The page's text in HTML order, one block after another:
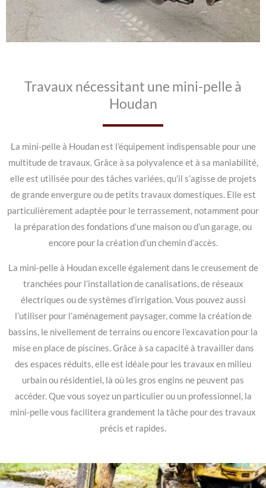
Travaux nécessitant une mini-pelle à
Houdan
La mini-pelle à Houdan est l’équipement indispensable pour une
multitude de travaux. Grâce à sa polyvalence et à sa maniabilité,
elle est utilisée pour des tâches variées, qu’il s’agisse de projets
de grande envergure ou de petits travaux domestiques. Elle est
particulièrement adaptée pour le terrassement, notamment pour
la préparation des fondations d’une maison ou d’un garage, ou
encore pour la création d’un chemin d’accès.
La mini-pelle à Houdan excelle également dans le creusement de
tranchées pour l’installation de canalisations, de réseaux
électriques ou de systèmes d’irrigation. Vous pouvez aussi
l’utiliser pour l’aménagement paysager, comme la création de
bassins, le nivellement de terrains ou encore l’excavation pour la
mise en place de piscines. Grâce à sa capacité à travailler dans
des espaces réduits, elle est idéale pour les travaux en milieu
urbain ou résidentiel, là où les gros engins ne peuvent pas
accéder. Que vous soyez un particulier ou un professionnel, la
mini-pelle vous facilitera grandement la tâche pour des travaux
précis et rapides.